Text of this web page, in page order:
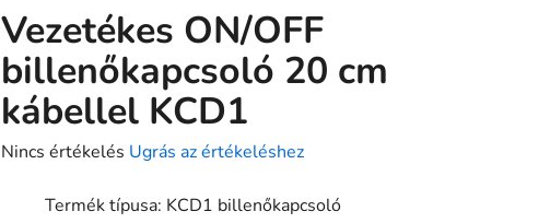
Vezetékes ON/OFF
billenőkapcsoló 20 cm
kábellel KCD1
A
átlagos
Nincs értékelés Ugrás az értékeléshez
Termék típusa: KCD1 billenőkapcsoló